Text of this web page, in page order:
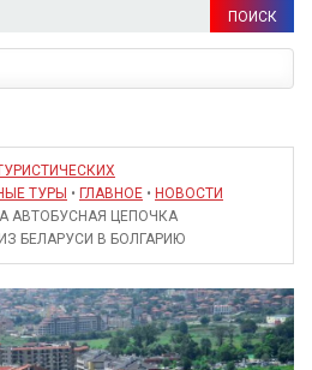
navigation
ТУРЫ • ГЛАВНОЕ • НОВОСТИ
АВТОБУСНАЯ ЦЕПОЧКА
БЕЛАРУСИ В БОЛГАРИЮ